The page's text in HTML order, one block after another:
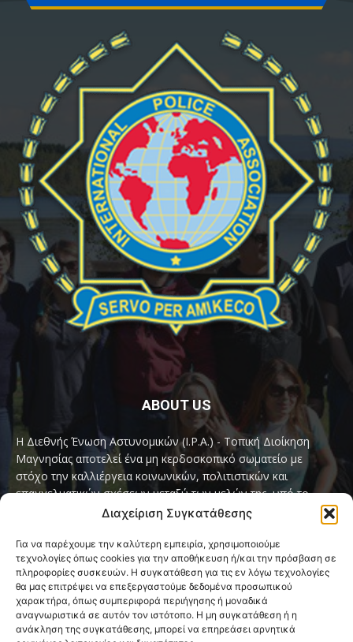
Διαχείριση Συγκατάθεσης
Για να παρέχουμε την καλύτερη εμπειρία, χρησιμοποιούμε
τεχνολογίες όπως cookies για την αποθήκευση ή/και την πρόσβαση σε
πληροφορίες συσκευών. Η συγκατάθεση για τις εν λόγω τεχνολογίες
θα μας επιτρέψει να επεξεργαστούμε δεδομένα προσωπικού
χαρακτήρα, όπως συμπεριφορά περιήγησης ή μοναδικά
αναγνωριστικά σε αυτόν τον ιστότοπο. Η μη συγκατάθεση ή η
ανάκληση της συγκατάθεσης, μπορεί να επηρεάσει αρνητικά
ABOUT US
Η Διεθνής Ένωση Αστυνομικών (I.P.A.) - Τοπική Διοίκηση
Μαγνησίας αποτελεί ένα μη κερδοσκοπικό σωματείο με
στόχο την καλλιέργεια κοινωνικών, πολιτιστικών και
επαγγελματικών σχέσεων μεταξύ των μελών της, υπό το
παγκόσμιο σύνθημα «Servo per Amikeco» (Υπηρετώ δια της
Contact us:ipamagnesia@gmail.com
FOLLOW US